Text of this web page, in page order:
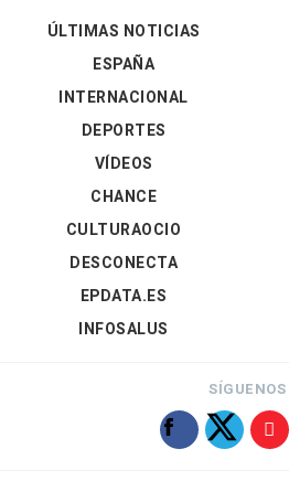
ÚLTIMAS NOTICIAS
ESPAÑA
INTERNACIONAL
DEPORTES
VÍDEOS
CHANCE
CULTURAOCIO
DESCONECTA
EPDATA.ES
INFOSALUS
SÍGUENOS